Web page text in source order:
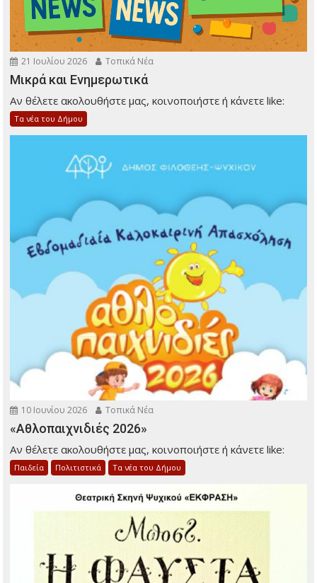
21 Ιουλίου 2026 Τοπικά Νέα
Μικρά και Ενημερωτικά
Αν θέλετε ακολουθήστε μας, κοινοποιήστε ή κάνετε like:
Τα νέα του Δήμου
10 Ιουνίου 2026 Τοπικά Νέα
«Αθλοπαιχνιδιές 2026»
Αν θέλετε ακολουθήστε μας, κοινοποιήστε ή κάνετε like:
Παιδεία Πολιτιστικά Τα νέα του Δήμου